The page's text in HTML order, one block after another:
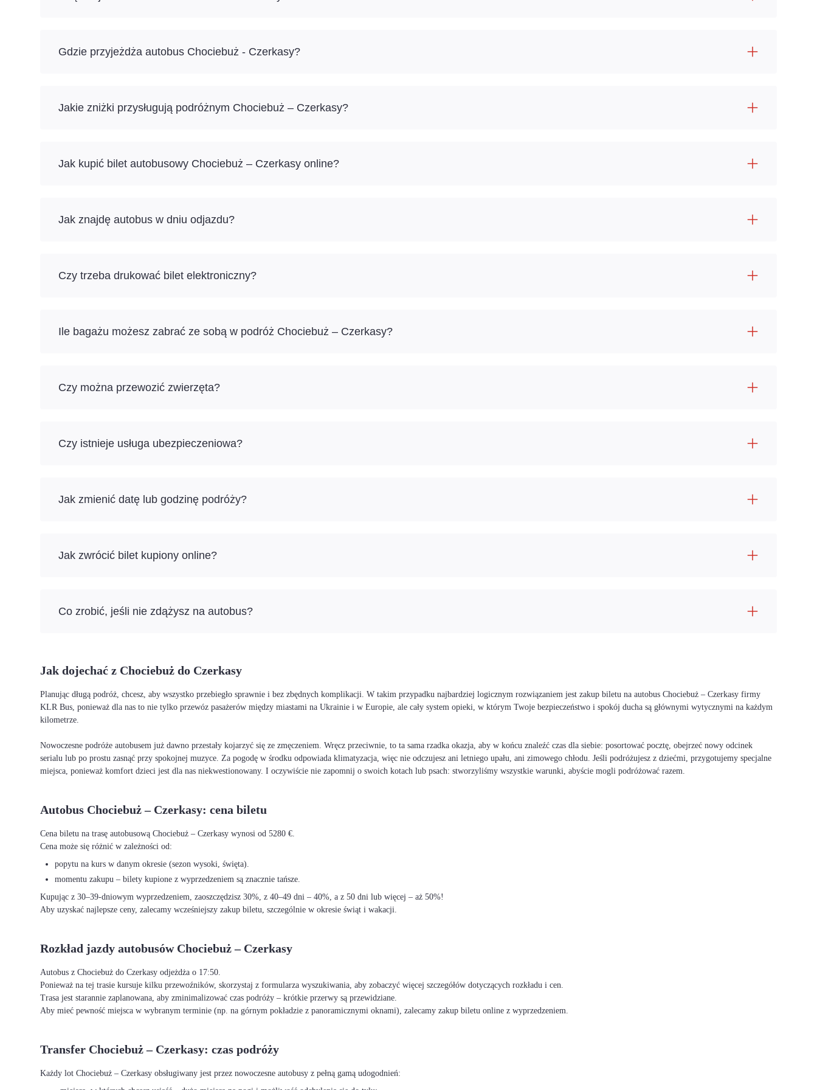
Gdzie przyjeżdża autobus Chociebuż - Czerkasy?
Jakie zniżki przysługują podróżnym Chociebuż – Czerkasy?
Jak kupić bilet autobusowy Chociebuż – Czerkasy online?
Jak znajdę autobus w dniu odjazdu?
Czy trzeba drukować bilet elektroniczny?
Ile bagażu możesz zabrać ze sobą w podróż Chociebuż – Czerkasy?
Czy można przewozić zwierzęta?
Czy istnieje usługa ubezpieczeniowa?
Jak zmienić datę lub godzinę podróży?
Jak zwrócić bilet kupiony online?
Co zrobić, jeśli nie zdążysz na autobus?
Jak dojechać z Chociebuż do Czerkasy
Planując długą podróż, chcesz, aby wszystko przebiegło sprawnie i bez zbędnych komplikacji. W takim przypadku najbardziej logicznym rozwiązaniem jest zakup biletu na autobus Chociebuż – Czerkasy firmy
KLR Bus, ponieważ dla nas to nie tylko przewóz pasażerów między miastami na Ukrainie i w Europie, ale cały system opieki, w którym Twoje bezpieczeństwo i spokój ducha są głównymi wytycznymi na każdym
kilometrze.
Nowoczesne podróże autobusem już dawno przestały kojarzyć się ze zmęczeniem. Wręcz przeciwnie, to ta sama rzadka okazja, aby w końcu znaleźć czas dla siebie: posortować pocztę, obejrzeć nowy odcinek
serialu lub po prostu zasnąć przy spokojnej muzyce. Za pogodę w środku odpowiada klimatyzacja, więc nie odczujesz ani letniego upału, ani zimowego chłodu. Jeśli podróżujesz z dziećmi, przygotujemy specjalne
miejsca, ponieważ komfort dzieci jest dla nas niekwestionowany. I oczywiście nie zapomnij o swoich kotach lub psach: stworzyliśmy wszystkie warunki, abyście mogli podróżować razem.
Autobus Chociebuż – Czerkasy: cena biletu
Cena biletu na trasę autobusową Chociebuż – Czerkasy wynosi od 5280 €.
Cena może się różnić w zależności od:
popytu na kurs w danym okresie (sezon wysoki, święta).
momentu zakupu – bilety kupione z wyprzedzeniem są znacznie tańsze.
Kupując z 30–39-dniowym wyprzedzeniem, zaoszczędzisz 30%, z 40–49 dni – 40%, a z 50 dni lub więcej – aż 50%!
Aby uzyskać najlepsze ceny, zalecamy wcześniejszy zakup biletu, szczególnie w okresie świąt i wakacji.
Rozkład jazdy autobusów Chociebuż – Czerkasy
Autobus z Chociebuż do Czerkasy odjeżdża o 17:50.
Ponieważ na tej trasie kursuje kilku przewoźników, skorzystaj z formularza wyszukiwania, aby zobaczyć więcej szczegółów dotyczących rozkładu i cen.
Trasa jest starannie zaplanowana, aby zminimalizować czas podróży – krótkie przerwy są przewidziane.
Aby mieć pewność miejsca w wybranym terminie (np. na górnym pokładzie z panoramicznymi oknami), zalecamy zakup biletu online z wyprzedzeniem.
Transfer Chociebuż – Czerkasy: czas podróży
Każdy lot Chociebuż – Czerkasy obsługiwany jest przez nowoczesne autobusy z pełną gamą udogodnień: